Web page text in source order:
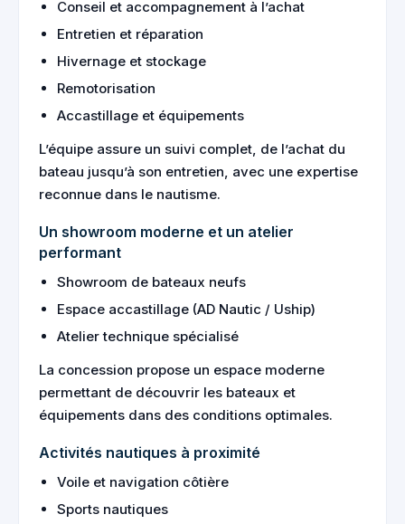
Conseil et accompagnement à l’achat
Entretien et réparation
Hivernage et stockage
Remotorisation
Accastillage et équipements
L’équipe assure un suivi complet, de l’achat du
bateau jusqu’à son entretien, avec une expertise
reconnue dans le nautisme.
Un showroom moderne et un atelier
performant
Showroom de bateaux neufs
Espace accastillage (AD Nautic / Uship)
Atelier technique spécialisé
La concession propose un espace moderne
permettant de découvrir les bateaux et
équipements dans des conditions optimales.
Activités nautiques à proximité
Voile et navigation côtière
Sports nautiques